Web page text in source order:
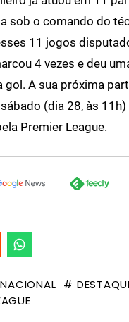
sob o comando do
11 jogos
4 vezes e deu
gol. A sua próxima
(dia 28, às
Premier League.
#